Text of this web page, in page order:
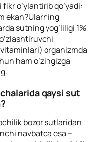
o’ylantirib qo’yadi:
ekan?Ularning
sutning yog’liligi 1%
organizmda
ham o’zingizga
qaysi sut
bozor sutlaridan
navbatda esa –